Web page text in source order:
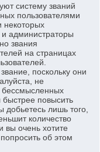
систему званий
пользователями
некоторых
администраторы
звания
на страницах
поскольку они
не
бессмысленных
повысить
лишь того,
количество
очень хотите
об этом